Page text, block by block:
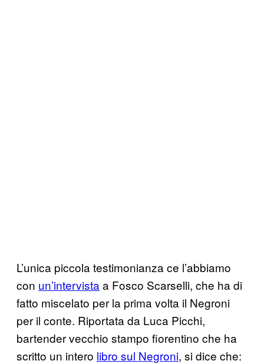
L’unica piccola testimonianza ce l’abbiamo
con un’intervista a Fosco Scarselli, che ha di
fatto miscelato per la prima volta il Negroni
per il conte. Riportata da Luca Picchi,
bartender vecchio stampo fiorentino che ha
scritto un intero libro sul Negroni, si dice che: